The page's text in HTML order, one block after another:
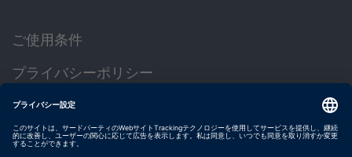
ご使用条件
プライバシーポリシー
約款
サイト運営会社情報